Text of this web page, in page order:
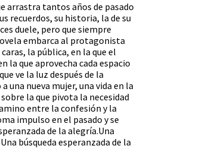
arrastra tantos años de pasado
recuerdos, su historia, la de su
duele, pero que siempre
embarca al protagonista
la pública, en la que el
la que aprovecha cada espacio
ve la luz después de la
una nueva mujer, una vida en la
la que pivota la necesidad
entre la confesión y la
impulso en el pasado y se
de la alegría.Una
búsqueda esperanzada de la